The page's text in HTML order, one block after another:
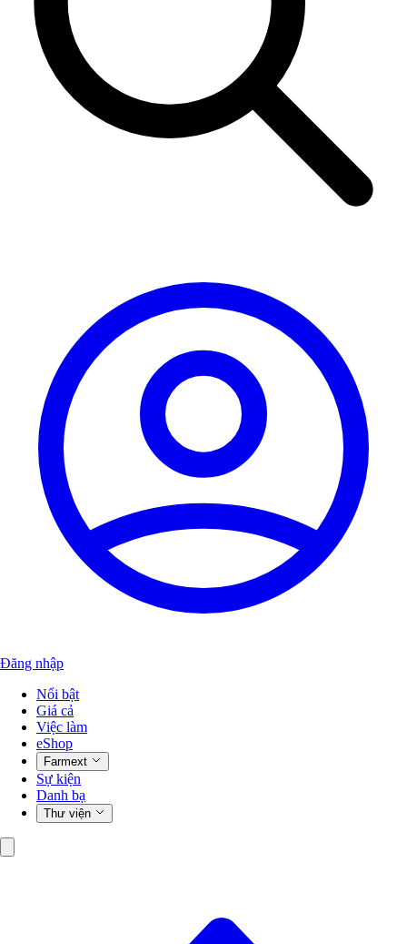
Đăng nhập
Nổi bật
Giá cả
Việc làm
eShop
Farmext
Sự kiện
Danh bạ
Thư viện